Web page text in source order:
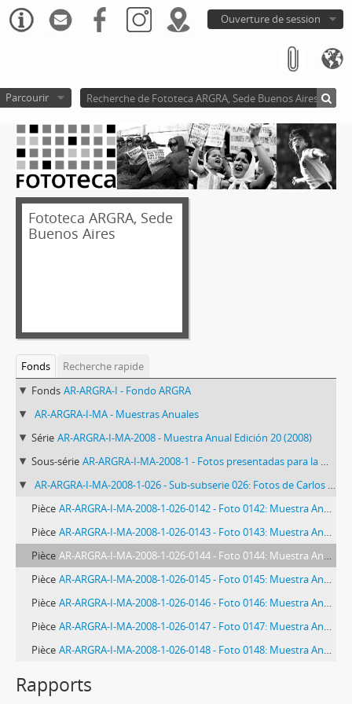
Ouverture de session
Parcourir
Fototeca ARGRA, Sede
Buenos Aires
Fonds
Recherche rapide
Fonds AR-ARGRA-I - Fondo ARGRA
AR-ARGRA-I-MA - Muestras Anuales
Série AR-ARGRA-I-MA-2008 - Muestra Anual Edición 20 (2008)
Sous-série AR-ARGRA-I-MA-2008-1 - Fotos presentadas para la Muestra Anual XX Edición (período 2008)
AR-ARGRA-I-MA-2008-1-026 - Sub-subserie 026: Fotos de Carlos Brigo
Pièce AR-ARGRA-I-MA-2008-1-026-0142 - Foto 0142: Muestra Anual 2008
Pièce AR-ARGRA-I-MA-2008-1-026-0143 - Foto 0143: Muestra Anual 2008
Pièce AR-ARGRA-I-MA-2008-1-026-0144 - Foto 0144: Muestra Anual 2008
Pièce AR-ARGRA-I-MA-2008-1-026-0145 - Foto 0145: Muestra Anual 2008
Pièce AR-ARGRA-I-MA-2008-1-026-0146 - Foto 0146: Muestra Anual 2008
Pièce AR-ARGRA-I-MA-2008-1-026-0147 - Foto 0147: Muestra Anual 2008
Pièce AR-ARGRA-I-MA-2008-1-026-0148 - Foto 0148: Muestra Anual 2008
Rapports